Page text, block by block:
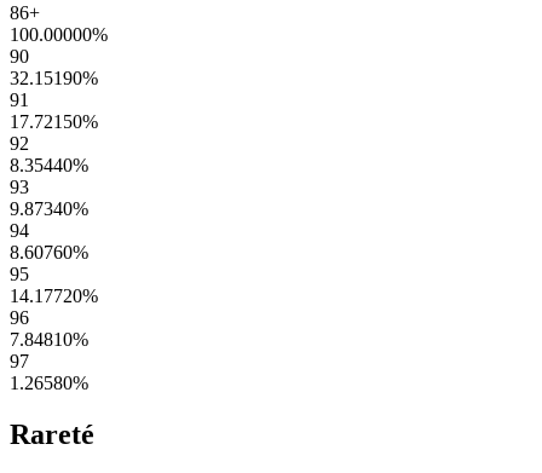
86+
100.00000%
90
32.15190%
91
17.72150%
92
8.35440%
93
9.87340%
94
8.60760%
95
14.17720%
96
7.84810%
97
1.26580%
Rareté